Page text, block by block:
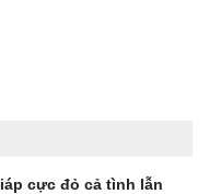
cực đỏ cả tình lẫn